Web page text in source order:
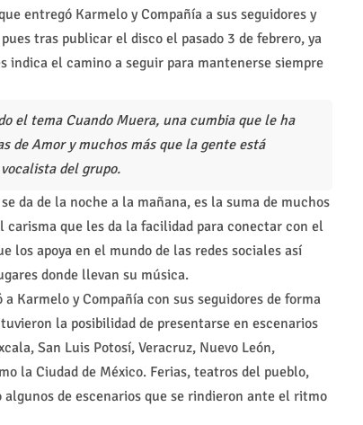
entregó Karmelo y Compañía a sus seguidores y
tras publicar el disco el pasado 3 de febrero, ya
el camino a seguir para mantenerse siempre
el tema Cuando Muera, una cumbia que le ha
de Amor y muchos más que la gente está
del grupo.
da de la noche a la mañana, es la suma de muchos
que les da la facilidad para conectar con el
los apoya en el mundo de las redes sociales así
donde llevan su música.
Karmelo y Compañía con sus seguidores de forma
la posibilidad de presentarse en escenarios
San Luis Potosí, Veracruz, Nuevo León,
la Ciudad de México. Ferias, teatros del pueblo,
de escenarios que se rindieron ante el ritmo